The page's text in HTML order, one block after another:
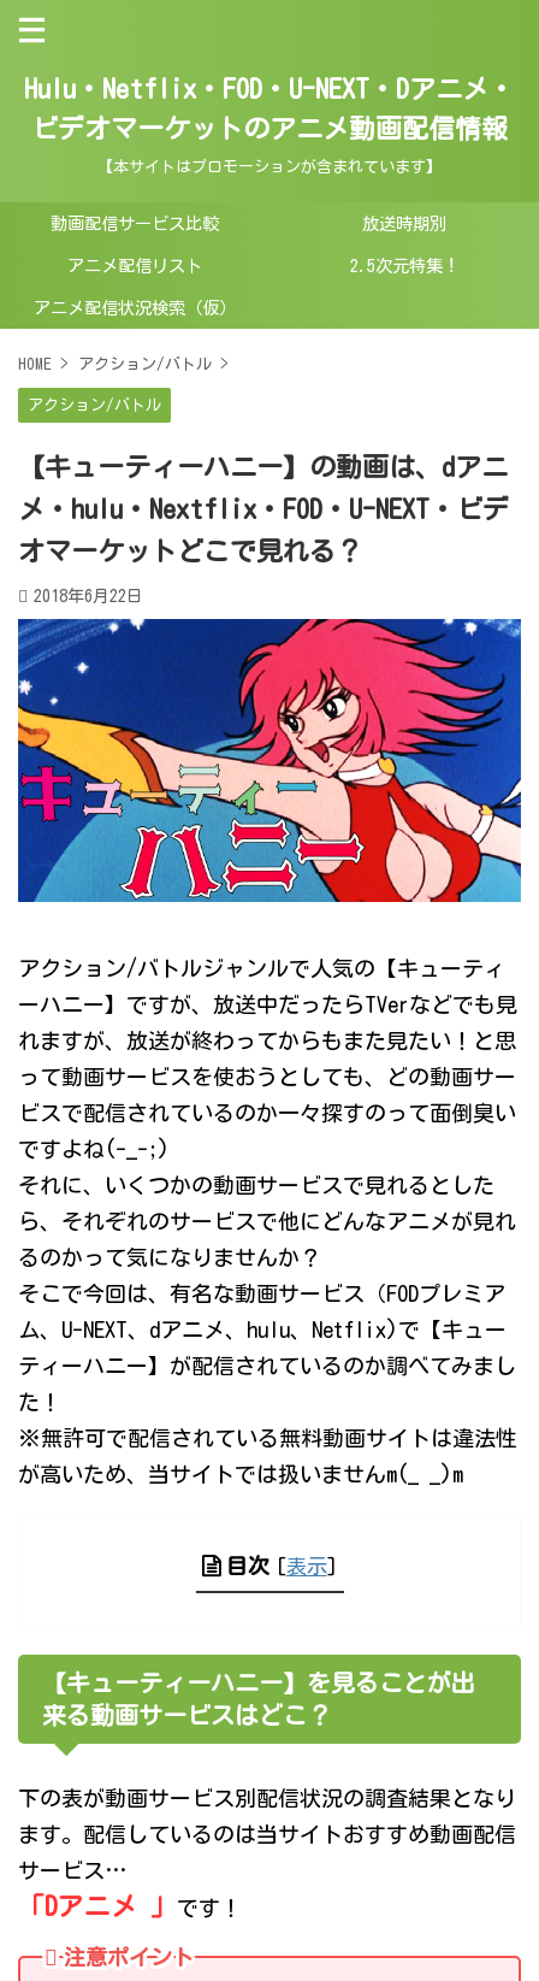
Hulu・Netflix・FOD・U-NEXT・Dアニメ・
ビデオマーケットのアニメ動画配信情報
【本サイトはプロモーションが含まれています】
動画配信サービス比較 放送時期別
アニメ配信リスト 2.5次元特集！
アニメ配信状況検索（仮）
HOME > アクション/バトル >
アクション/バトル
【キューティーハニー】の動画は、dアニ
メ・hulu・Nextflix・FOD・U-NEXT・ビデ
オマーケットどこで見れる？
2018年6月22日
アクション/バトルジャンルで人気の【キューティ
ーハニー】ですが、放送中だったらTVerなどでも見
れますが、放送が終わってからもまた見たい！と思
って動画サービスを使おうとしても、どの動画サー
ビスで配信されているのか一々探すのって面倒臭い
ですよね(-_-;)
それに、いくつかの動画サービスで見れるとした
ら、それぞれのサービスで他にどんなアニメが見れ
るのかって気になりませんか？
そこで今回は、有名な動画サービス（FODプレミア
ム、U-NEXT、dアニメ、hulu、Netflix)で【キュー
ティーハニー】が配信されているのか調べてみまし
た！
※無許可で配信されている無料動画サイトは違法性
が高いため、当サイトでは扱いませんm(_ _)m
目次 [表示]
【キューティーハニー】を見ることが出
来る動画サービスはどこ？
下の表が動画サービス別配信状況の調査結果となり
ます。配信しているのは当サイトおすすめ動画配信
サービス…
「Dアニメ 」 です！
注意ポイント